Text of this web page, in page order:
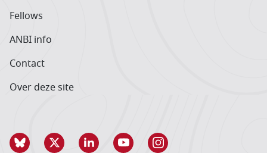
Fellows
ANBI info
Contact
Over deze site